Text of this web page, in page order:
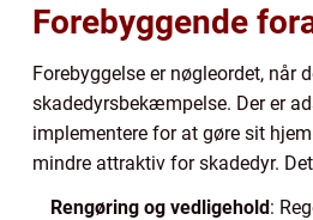
Forebyggende
Forebyggelse er nøgleordet, når
skadedyrsbekæmpelse. Der er
implementere for at gøre sit
mindre attraktiv for skadedyr.
Rengøring og vedligehold: